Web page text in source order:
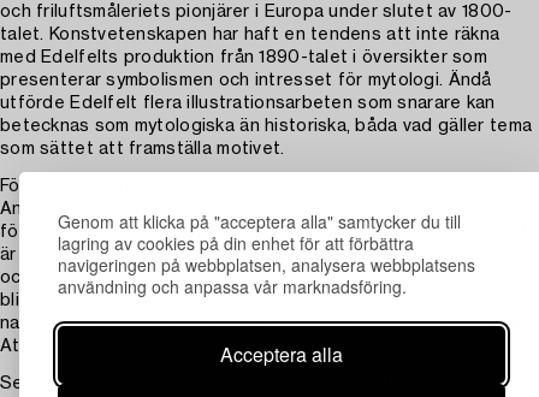
Genom att klicka på "acceptera alla" samtycker du till
lagring av cookies på din enhet för att förbättra
navigeringen på webbplatsen, analysera webbplatsens
användning och anpassa vår marknadsföring.
Acceptera alla
och friluftsmåleriets pionjärer i Europa under slutet av 1800-
talet. Konstvetenskapen har haft en tendens att inte räkna
med Edelfelts produktion från 1890-talet i översikter som
presenterar symbolismen och intresset för mytologi. Ändå
utförde Edelfelt flera illustrationsarbeten som snarare kan
betecknas som mytologiska än historiska, båda vad gäller tema
som sättet att framställa motivet.
För månadstidningen Figaro Illustrée 1890 illustrerade Edelfelt
André Theuriets dikt om en fe och fick inför publiceringen för
första gången uppleva censur av le Nu alltså nakenheten. ”Det
är då galet!”, utropar Edelfelt (i brev till sin mamma 16.5.1890)
och fortsätter ”då det gäller att göra en badande kvinna som
blir tagen för en najad, kan man väl ej göra henne annat än
naken, och denna som jag ritade ser man bara halva bröstet av.
Att Figaro skall vara pryd, det är då det mest komiska i allt.”
Sedan 1888 publicerades en separat katalog från